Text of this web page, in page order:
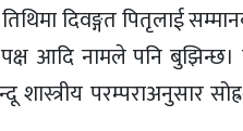
दिवङ्गत पितृलाई
आदि नामले पनि बुझिन्छ।
परम्पराअनुसार